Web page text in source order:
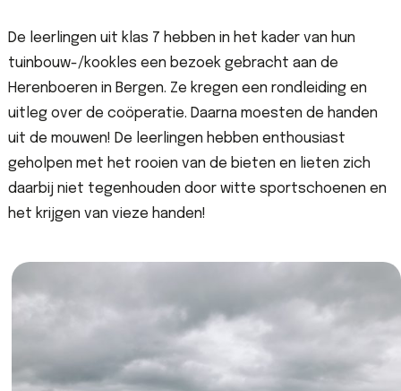
De leerlingen uit klas 7 hebben in het kader van hun
tuinbouw-/kookles een bezoek gebracht aan de
Herenboeren in Bergen. Ze kregen een rondleiding en
uitleg over de coöperatie. Daarna moesten de handen
uit de mouwen! De leerlingen hebben enthousiast
geholpen met het rooien van de bieten en lieten zich
daarbij niet tegenhouden door witte sportschoenen en
het krijgen van vieze handen!